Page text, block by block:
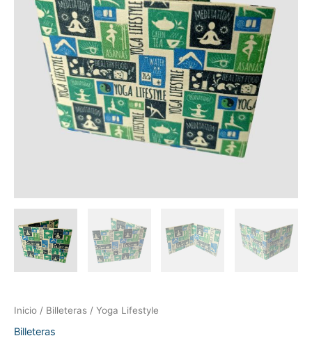
Inicio / Billeteras / Yoga Lifestyle
Billeteras